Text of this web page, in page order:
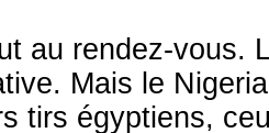
au rendez-vous.
Mais le
tirs égyptiens,